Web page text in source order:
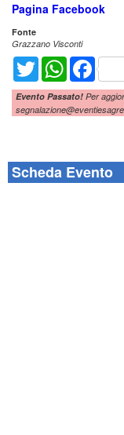
Pagina Facebook
Fonte
Grazzano Visconti
Twitter WhatsApp
Evento Passato! Per
Scheda Evento